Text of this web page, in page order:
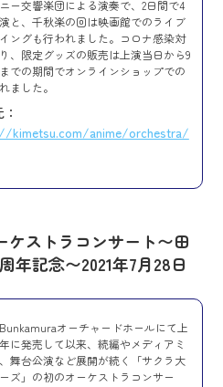
ー交響楽団による演奏で、2日間で4
と、千秋楽の回は映画館でのライブ
ングも行われました。コロナ感染対
、限定グッズの販売は上演当日から9
での期間でオンラインショップでの
ました。
kimetsu.com/anime/orchestra/
ケストラコンサート〜田
年記念〜2021年7月28日
オーチャードホールにて上
に発売して以来、続編やメディアミ
舞台公演など展開が続く「サクラ大
ズ」の初のオーケストラコンサー